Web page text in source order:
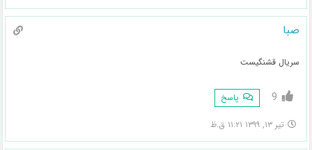
صبا
سریال قشنگیست
9 پاسخ
تیر ۱۳, ۱۳۹۹ ۱۱:۲۱ ق.ظ